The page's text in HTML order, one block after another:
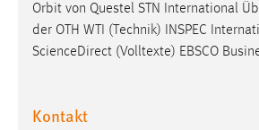
Orbit von Questel STN International
der OTH WTI (Technik) INSPEC
ScienceDirect (Volltexte) EBSCO
Kontakt
Zweck:
Wird benötigt um die Chatfunktion
Jahre, MIBEW_UserID = 1 Jahr